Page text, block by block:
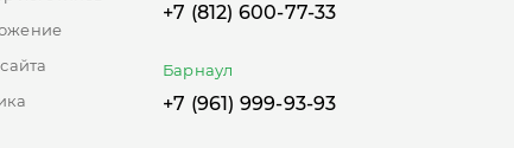
+7 (812) 600-77-33
Барнаул
+7 (961) 999-93-93